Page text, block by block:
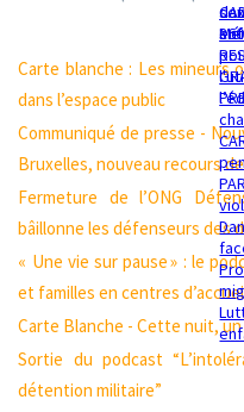
Carte blanche : Les mineurs
dans l’espace public
Communiqué de presse -
Bruxelles, nouveau recours
Fermeture de l’ONG
bâillonne les défenseurs des
« Une vie sur pause » : le
et familles en centres
Carte Blanche - Cette nuit, un
Sortie du podcast
détention militaire”